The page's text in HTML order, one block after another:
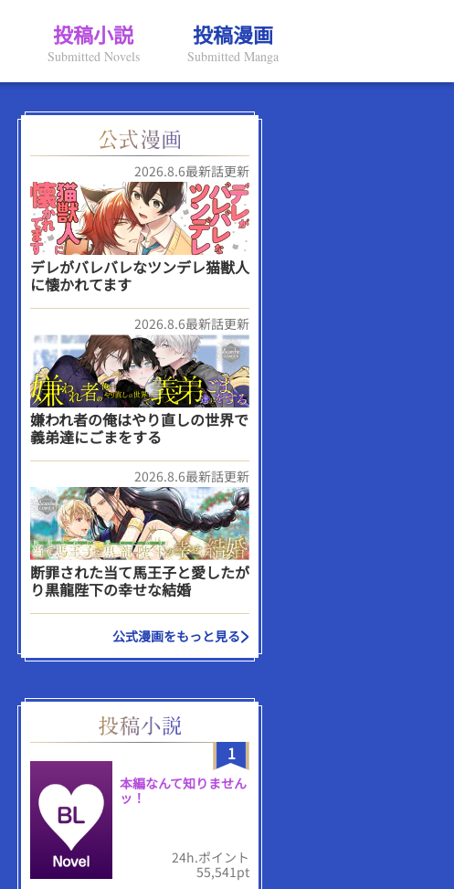
投稿小説
Submitted Novels
投稿漫画
Submitted Manga
2026.8.6最新話更新
デレがバレバレなツンデレ猫獣人
に懐かれてます
2026.8.6最新話更新
嫌われ者の俺はやり直しの世界で
義弟達にごまをする
2026.8.6最新話更新
断罪された当て馬王子と愛したが
り黒龍陛下の幸せな結婚
公式漫画をもっと見る
1
本編なんて知りません
ッ！
24h.ポイント
55,541pt